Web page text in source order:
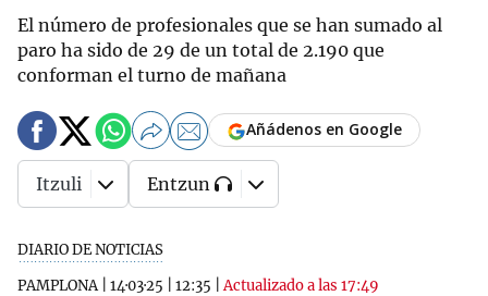
El número de profesionales que se han sumado al
paro ha sido de 29 de un total de 2.190 que
conforman el turno de mañana
DIARIO DE NOTICIAS
PAMPLONA| 14·03·25 12:35 |Actualizado a las 17:49
Añádenos en Google
Itzuli Entzun